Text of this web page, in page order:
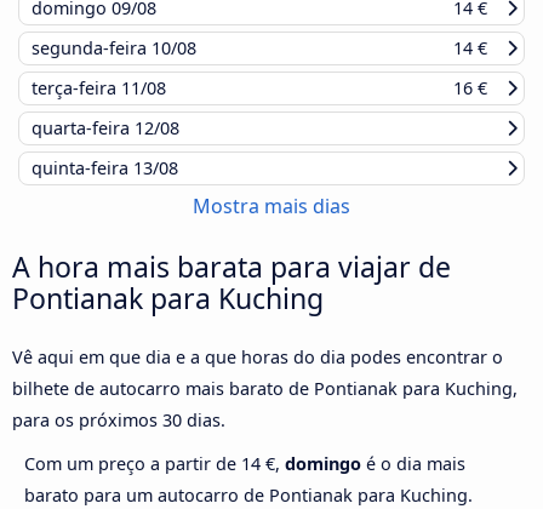
domingo 09/08
14 €
segunda-feira 10/08
14 €
terça-feira 11/08
16 €
quarta-feira 12/08
quinta-feira 13/08
Mostra mais dias
A hora mais barata para viajar de
Pontianak para Kuching
Vê aqui em que dia e a que horas do dia podes encontrar o
bilhete de autocarro mais barato de Pontianak para Kuching,
para os próximos 30 dias.
Com um preço a partir de 14 €, domingo é o dia mais
barato para um autocarro de Pontianak para Kuching.